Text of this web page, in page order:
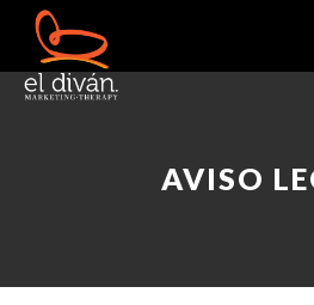
AVISO